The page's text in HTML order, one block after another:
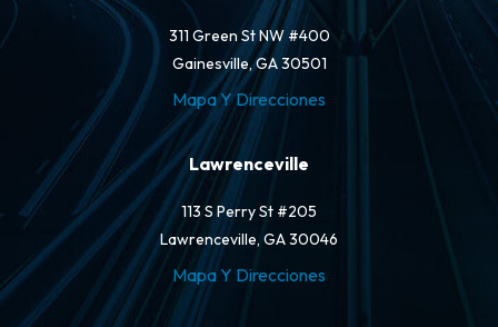
311 Green St NW #400
Gainesville, GA 30501
Mapa Y Direcciones
Lawrenceville
113 S Perry St #205
Lawrenceville, GA 30046
Mapa Y Direcciones